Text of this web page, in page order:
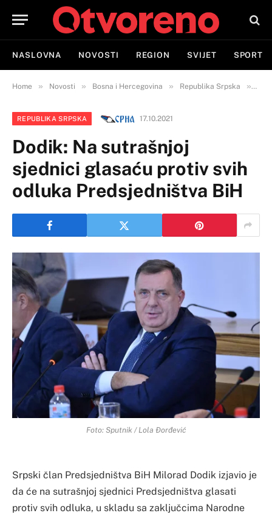
NASLOVNA NOVOSTI REGION SVIJET SPORT
Home » Novosti » Bosna i Hercegovina » Republika Srpska »
REPUBLIKA SRPSKA 17.10.2021
Dodik: Na sutrašnjoj
sjednici glasaću protiv svih
odluka Predsjedništva BiH
Foto: Sputnik / Lola Đorđević
Srpski član Predsjedništva BiH Milorad Dodik izjavio je
da će na sutrašnjoj sjednici Predsjedništva glasati
protiv svih odluka, u skladu sa zaključcima Narodne